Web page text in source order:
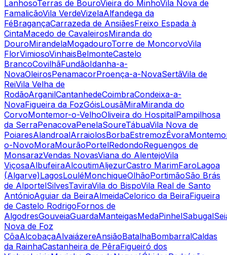
LanhosoTerras de BouroVieira do MinhoVila Nova de
FamalicãoVila VerdeVizelaAlfandega da
FéBragançaCarrazeda de AnsiãesFreixo Espada à
CintaMacedo de CavaleirosMiranda do
DouroMirandelaMogadouroTorre de MoncorvoVila
FlorVimiosoVinhaisBelmonteCastelo
BrancoCovilhãFundãoIdanha-a-
NovaOleirosPenamacorProença-a-NovaSertãVila de
ReiVila Velha de
RodãoArganilCantanhedeCoimbraCondeixa-a-
NovaFigueira da FozGóisLousãMiraMiranda do
CorvoMontemor-o-VelhoOliveira do HospitalPampilhosa
da SerraPenacovaPenelaSoureTábuaVila Nova de
PoiaresAlandroalArraiolosBorbaEstremozÉvora
o-NovoMoraMourãoPortelRedondoReguengos de
MonsarazVendas NovasViana do AlentejoVila
ViçosaAlbufeiraAlcoutimAljezurCastro MarimFaroLagoa
(Algarve)LagosLouléMonchiqueOlhãoPortimãoSão Brás
de AlportelSilvesTaviraVila do BispoVila Real de Santo
AntónioAguiar da BeiraAlmeidaCelorico da BeiraFigueira
de Castelo RodrigoFornos de
AlgodresGouveiaGuardaManteigasMedaPinhelSabugal
Nova de Foz
CôaAlcobaçaAlvaiázereAnsiãoBatalhaBombarralCaldas
da RainhaCastanheira de PêraFigueiró dos